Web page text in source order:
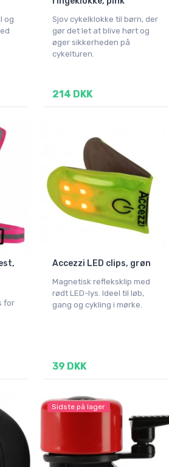
og
Sjov cykelklokke til børn, der
gør det let at blive hørt og
øger sikkerheden på
cykelturen.
214 DKK
for
Accezzi LED clips, grøn
Magnetisk refleksklip med
rødt LED-lys. Ideel til løb,
gang og cykling i mørke.
39 DKK
Sidste på lager